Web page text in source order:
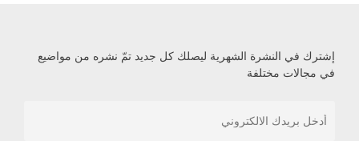
إشترك في النشرة الشهرية ليصلك كل جديد تمّ نشره من مواضيع
في مجالات مختلفة